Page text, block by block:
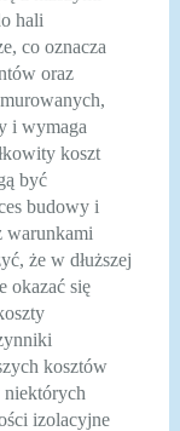
hali
co oznacza
oraz
i wymaga
koszt
być
budowy i
warunkami
że w dłuższej
okazać się
kosztów
izolacyjne